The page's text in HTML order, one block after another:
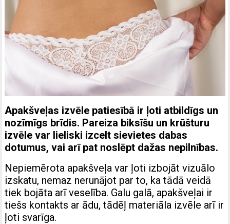
Apakšveļas izvēle patiesībā ir ļoti atbildīgs un
nozīmīgs brīdis. Pareiza biksīšu un krūšturu
izvēle var lieliski izcelt sievietes dabas
dotumus, vai arī pat noslēpt dažas nepilnības.
Nepiemērota apakšveļa var ļoti izbojāt vizuālo
izskatu, nemaz nerunājot par to, ka tādā veidā
tiek bojāta arī veselība. Galu galā, apakšveļai ir
tiešs kontakts ar ādu, tādēļ materiāla izvēle arī ir
ļoti svarīga.